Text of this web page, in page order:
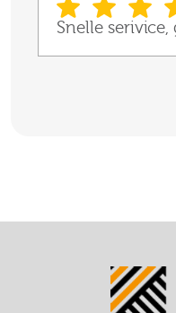
Snelle